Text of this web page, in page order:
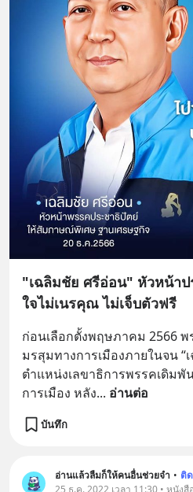
"เฉลิมชัย ศรีอ่อน" หัวหน้า
ใจไม่เนรคุณ ไม่เจ็บตัวฟรี
ก่อนเลือกตั้งพฤษภาคม 2566 พ
มรสุมทางการเมืองภายในจน “
ตำแหน่งเลขาธิการพรรคเดิมพั
การเมือง หลัง... อ่านต่อ
บันทึก
อ่านแล้วลืมก็ให้คนอื่นช่วยจำ • ติ